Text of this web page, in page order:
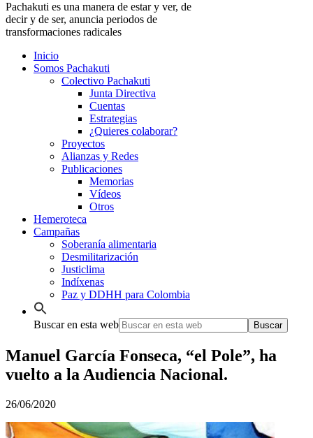
Pachakuti es una manera de estar y ver, de
decir y de ser, anuncia periodos de
transformaciones radicales
Inicio
Somos Pachakuti
Colectivo Pachakuti
Junta Directiva
Cuentas
Estrategias
¿Quieres colaborar?
Proyectos
Alianzas y Redes
Publicaciones
Memorias
Vídeos
Otros
Hemeroteca
Campañas
Soberanía alimentaria
Desmilitarización
Justiclima
Indíxenas
Paz y DDHH para Colombia
Buscar en esta web
Manuel García Fonseca, “el Pole”, ha
vuelto a la Audiencia Nacional.
26/06/2020